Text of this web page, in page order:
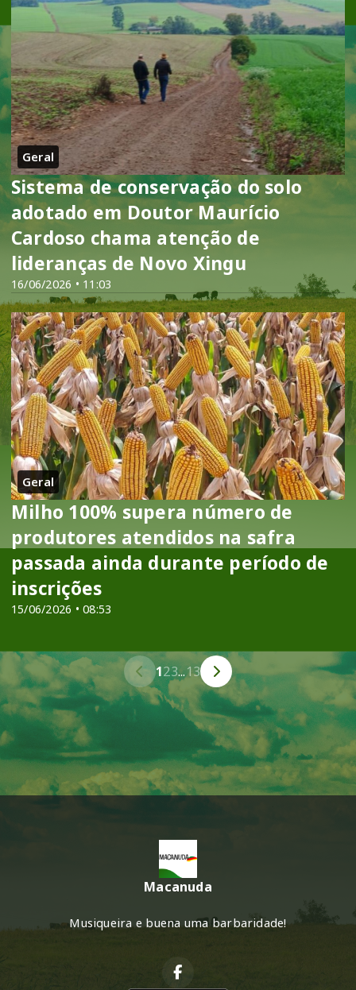
Geral
16/06/2026 • 11:03
Sistema de conservação do solo
adotado em Doutor Maurício
Cardoso chama atenção de
lideranças de Novo Xingu
Geral
15/06/2026 • 08:53
Milho 100% supera número de
produtores atendidos na safra
passada ainda durante período de
inscrições
123...13
Macanuda
Musiqueira e buena uma barbaridade!